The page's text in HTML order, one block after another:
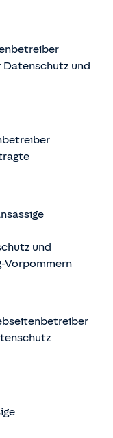
Datenschutz und
und
Vorpommern